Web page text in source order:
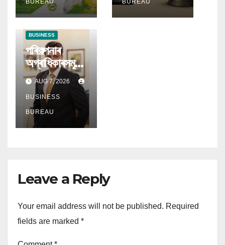
BUREAU
মিউচুৱেল ফাণ্ডৰ
BUREAU
BUSINESS
পৰিকল্পনাৰ
অগ্ৰাধিকাৰসমূহ
বিকশিত হোৱাৰ
লগে লগে
অৱসৰকালীন
উপাৰ্জনে লাভ
কৰিছে প্ৰধান
AUG 7, 2026
BUSINESS
BUREAU
Leave a Reply
Your email address will not be published. Required
fields are marked *